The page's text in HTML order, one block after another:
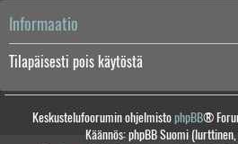
Informaatio
Tilapäisesti pois käytöstä
Keskustelufoorumin ohjelmistophpBB®
Käännös: phpBB Suomi